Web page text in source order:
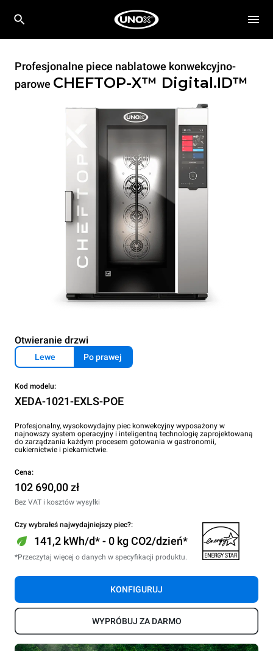
Profesjonalne piece nablatowe konwekcyjno-
parowe CHEFTOP-X™ Digital.ID™
Otwieranie drzwi
Lewe Po prawej
Kod modelu:
XEDA-1021-EXLS-POE
Profesjonalny, wysokowydajny piec konwekcyjny wyposażony w
najnowszy system operacyjny i inteligentną technologię zaprojektowaną
do zarządzania każdym procesem gotowania w gastronomii,
cukiernictwie i piekarnictwie.
Cena:
102 690,00 zł
Bez VAT i kosztów wysyłki
Czy wybrałeś najwydajniejszy piec?:
141,2 kWh/d* - 0 kg CO2/dzień*
*Przeczytaj więcej o danych w specyfikacji produktu.
KONFIGURUJ
WYPRÓBUJ ZA DARMO